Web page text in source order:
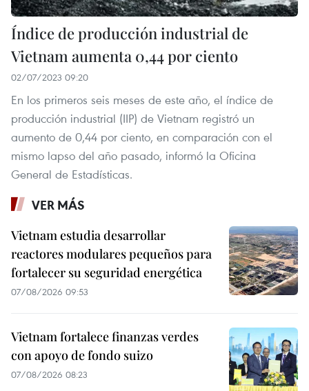
Índice de producción industrial de
Vietnam aumenta 0,44 por ciento
02/07/2023 09:20
En los primeros seis meses de este año, el índice de
producción industrial (IIP) de Vietnam registró un
aumento de 0,44 por ciento, en comparación con el
mismo lapso del año pasado, informó la Oficina
General de Estadísticas.
VER MÁS
Vietnam estudia desarrollar
reactores modulares pequeños para
fortalecer su seguridad energética
07/08/2026 09:53
Vietnam fortalece finanzas verdes
con apoyo de fondo suizo
07/08/2026 08:23